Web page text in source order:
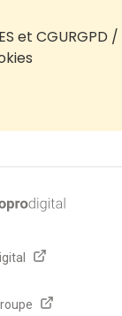
et CGURGPD /